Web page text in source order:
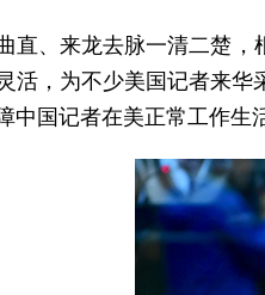
直、来龙去脉一清二楚
活，为不少美国记者来
中国记者在美正常工作生